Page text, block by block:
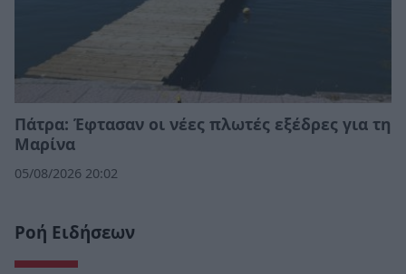
Πάτρα: Έφτασαν οι νέες πλωτές εξέδρες για τη
Μαρίνα
05/08/2026 20:02
Ροή Ειδήσεων